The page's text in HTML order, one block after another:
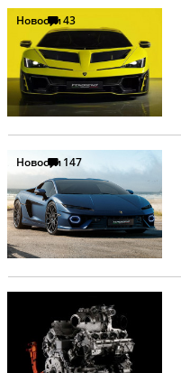
Новости43
Новости147